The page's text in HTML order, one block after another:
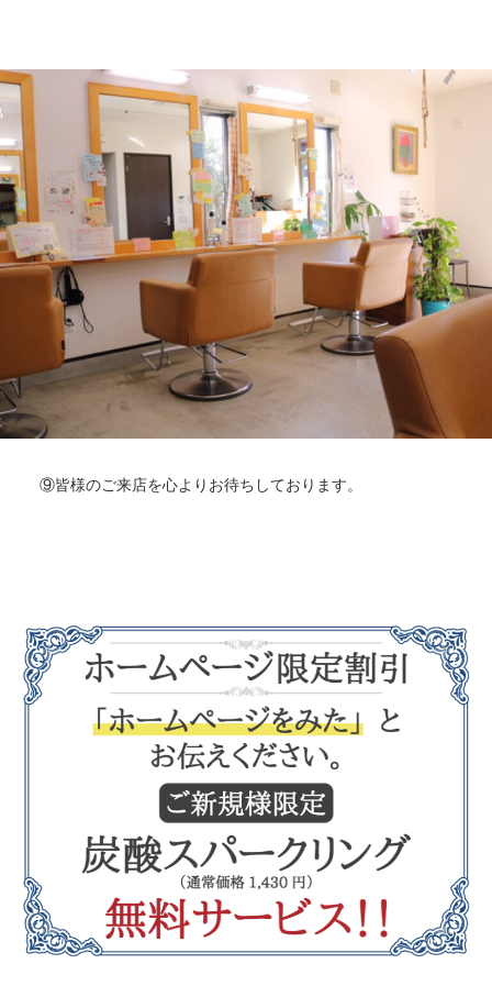
⑨皆様のご来店を心よりお待ちしております。